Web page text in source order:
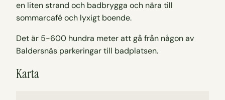
en liten strand och badbrygga och nära till
sommarcafé och lyxigt boende.
Det är 5-600 hundra meter att gå från någon av
Baldersnäs parkeringar till badplatsen.
Karta